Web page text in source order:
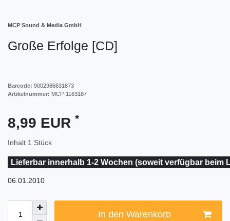
MCP Sound & Media GmbH
Große Erfolge [CD]
Barcode: 9002986631873
Artikelnummer: MCP-1163187
8,99 EUR *
Inhalt 1 Stück
Lieferbar innerhalb 1-2 Wochen (soweit verfügbar beim
06.01.2010
In den Warenkorb